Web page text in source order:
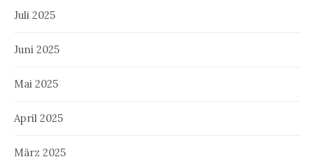
Juli 2025
Juni 2025
Mai 2025
April 2025
März 2025